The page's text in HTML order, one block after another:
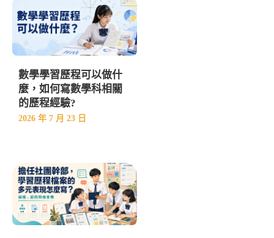
數學學習歷程可以做什
麼，如何寫數學科相關
的歷程經驗?
2026 年 7 月 23 日